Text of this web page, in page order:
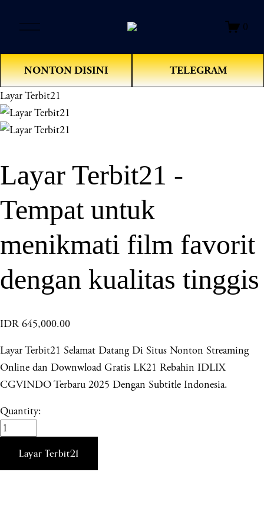
e
n
M
e
u
0
NONTON DISINI TELEGRAM
Layar Terbit21
Layar Terbit21 -
Tempat untuk
menikmati film favorit
dengan kualitas tinggis
IDR 645,000.00
Layar Terbit21 Selamat Datang Di Situs Nonton Streaming
Online dan Downwload Gratis LK21 Rebahin IDLIX
CGVINDO Terbaru 2025 Dengan Subtitle Indonesia.
Quantity:
Layar Terbit21